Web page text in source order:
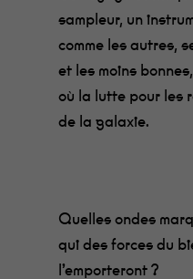
sampleur, un
comme les autres,
et les moins
où la lutte pour les
de la galaxie.
Quelles ondes
qui des forces du
l’emporteront ?